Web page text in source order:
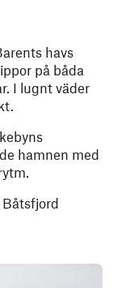
havs
på båda
I lugnt väder
hamnen med